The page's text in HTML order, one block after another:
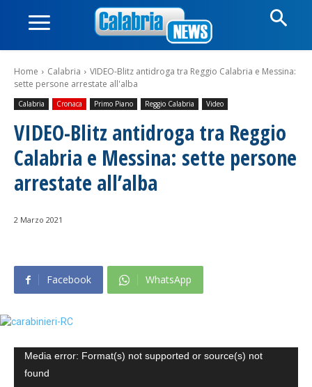
Home Calabria
VIDEO-Blitz antidroga tra Reggio Calabria e Messina:
sette persone arrestate all'alba
Calabria Cronaca Primo Piano Reggio Calabria Video
VIDEO-Blitz antidroga tra Reggio
Calabria e Messina: sette persone
arrestate all’alba
2 Marzo 2021
Facebook WhatsApp
Media error: Format(s) not supported or source(s) not
found